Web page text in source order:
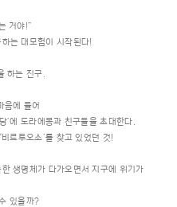
거야!”
는 대모험이 시작된다!
하는 진구.
음에 들어
’에 도라에몽과 친구들을 초대한다.
르투오소’를 찾고 있었던 것!
생명체가 다가오면서 지구에 위기가
있을까?